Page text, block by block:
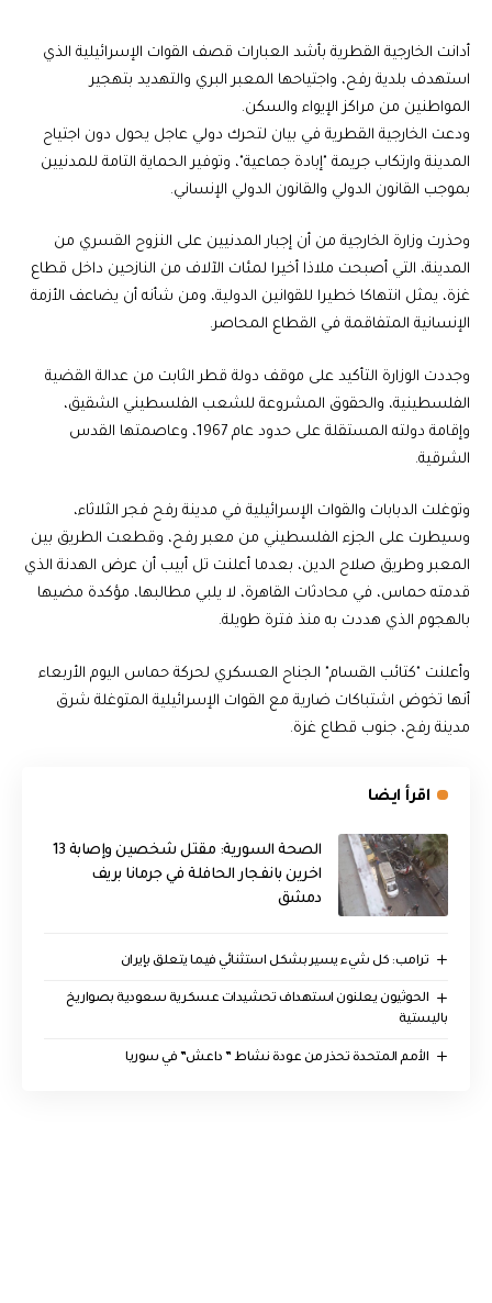
أدانت الخارجية القطرية بأشد العبارات قصف القوات الإسرائيلية الذي
استهدف بلدية رفح، واجتياحها المعبر البري والتهديد بتهجير
المواطنين من مراكز الإيواء والسكن.
ودعت الخارجية القطرية في بيان لتحرك دولي عاجل يحول دون اجتياح
المدينة وارتكاب جريمة "إبادة جماعية"، وتوفير الحماية التامة للمدنيين
بموجب القانون الدولي والقانون الدولي الإنساني.
وحذرت وزارة الخارجية من أن إجبار المدنيين على النزوح القسري من
المدينة، التي أصبحت ملاذا أخيرا لمئات الآلاف من النازحين داخل قطاع
غزة، يمثل انتهاكا خطيرا للقوانين الدولية، ومن شأنه أن يضاعف الأزمة
الإنسانية المتفاقمة في القطاع المحاصر.
وجددت الوزارة التأكيد على موقف دولة قطر الثابت من عدالة القضية
الفلسطينية، والحقوق المشروعة للشعب الفلسطيني الشقيق،
وإقامة دولته المستقلة على حدود عام 1967، وعاصمتها القدس
الشرقية.
وتوغلت الدبابات والقوات الإسرائيلية في مدينة رفح فجر الثلاثاء،
وسيطرت على الجزء الفلسطيني من معبر رفح، وقطعت الطريق بين
المعبر وطريق صلاح الدين، بعدما أعلنت تل أبيب أن عرض الهدنة الذي
قدمته حماس، في محادثات القاهرة، لا يلبي مطالبها، مؤكدة مضيها
بالهجوم الذي هددت به منذ فترة طويلة.
وأعلنت "كتائب القسام" الجناح العسكري لحركة حماس اليوم الأربعاء
أنها تخوض اشتباكات ضارية مع القوات الإسرائيلية المتوغلة شرق
مدينة رفح، جنوب قطاع غزة.
اقرأ ايضا
الصحة السورية: مقتل شخصين وإصابة 13
اخرين بانفجار الحافلة في جرمانا بريف
دمشق
ترامب: كل شيء يسير بشكل استثنائي فيما يتعلق بإيران
الحوثيون يعلنون استهداف تحشيدات عسكرية سعودية بصواريخ
باليستية
الأمم المتحدة تحذر من عودة نشاط ” داعش” في سوريا